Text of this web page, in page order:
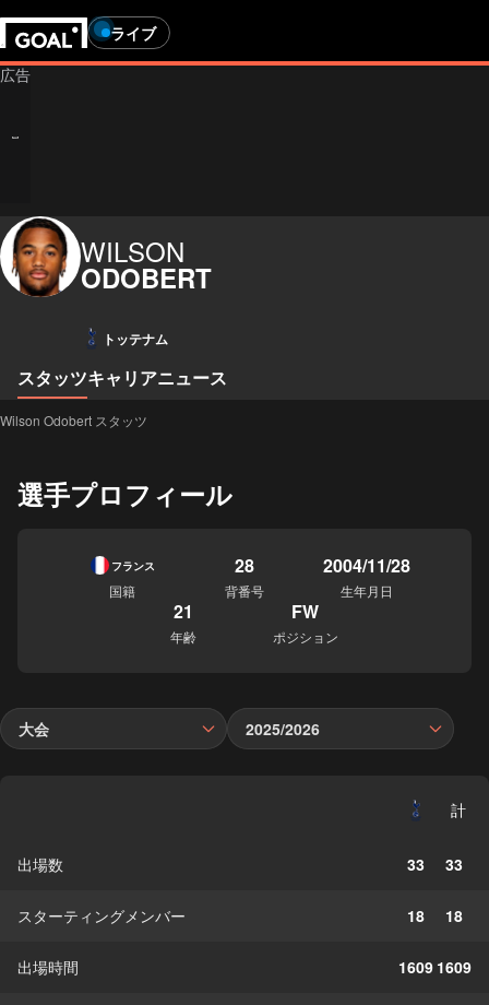
ライブ
WILSON
ODOBERT
トッテナム
スタッツキャリアニュース
Wilson Odobert スタッツ
選手プロフィール
フランス
国籍
28
背番号
2004/11/28
生年月日
21
年齢
FW
ポジション
大会 2025/2026
計
出場数 33 33
スターティングメンバー 18 18
出場時間 1609 1609